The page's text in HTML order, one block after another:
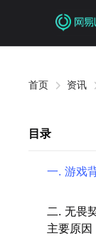
首页 资讯
目录
一. 游戏
二. 无畏
主要原因